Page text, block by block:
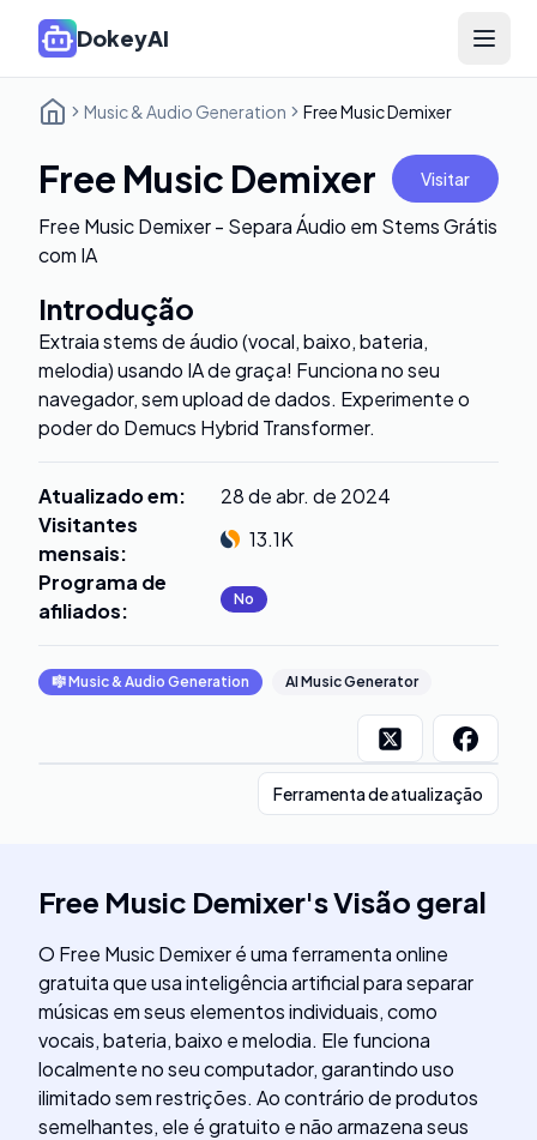
DokeyAI Open
Music & Audio Generation Free Music Demixer
Free Music Demixer Visitar
Free Music Demixer - Separa Áudio em Stems Grátis
com IA
Introdução
Extraia stems de áudio (vocal, baixo, bateria,
melodia) usando IA de graça! Funciona no seu
navegador, sem upload de dados. Experimente o
poder do Demucs Hybrid Transformer.
Atualizado em:
28 de abr. de 2024
Visitantes
mensais:
13.1K
Programa de
afiliados: No
🎼Music & Audio Generation AI Music Generator
Ferramenta de atualização
Free Music Demixer'sVisão geral
O Free Music Demixer é uma ferramenta online
gratuita que usa inteligência artificial para separar
músicas em seus elementos individuais, como
vocais, bateria, baixo e melodia. Ele funciona
localmente no seu computador, garantindo uso
ilimitado sem restrições. Ao contrário de produtos
semelhantes, ele é gratuito e não armazena seus